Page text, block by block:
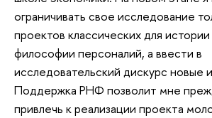
ограничивать свое исследование
проектов классических для
философии персоналий, а ввести в
исследовательский дискурс новые
Поддержка РНФ позволит мне
привлечь к реализации проекта